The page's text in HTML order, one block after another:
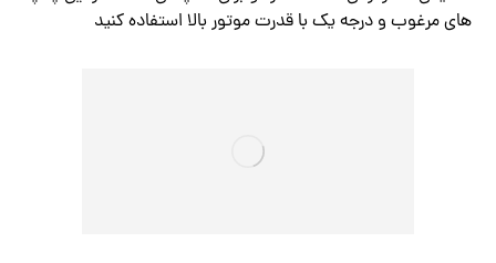
های مرغوب و درجه یک با قدرت موتور بالا استفاده کنید